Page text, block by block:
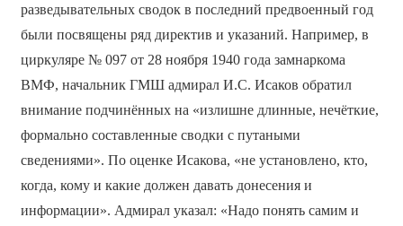
разведывательных сводок в последний предвоенный год
были посвящены ряд директив и указаний. Например, в
циркуляре № 097 от 28 ноября 1940 года замнаркома
ВМФ, начальник ГМШ адмирал И.С. Исаков обратил
внимание подчинённых на «излишне длинные, нечёткие,
формально составленные сводки с путаными
сведениями». По оценке Исакова, «не установлено, кто,
когда, кому и какие должен давать донесения и
информации». Адмирал указал: «Надо понять самим и